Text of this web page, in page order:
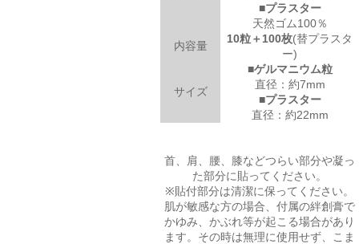
■プラスター
天然ゴム100％
内容量
10粒＋100枚(替プラスタ
ー)
サイズ
■ゲルマニウム粒
直径：約7mm
■プラスター
直径：約22mm
首、肩、腰、膝などつらい部分や凝っ
た部分に貼ってください。
※貼付部分は清潔に保ってください。
肌が敏感な方の場合、付属の絆創膏で
かゆみ、かぶれ等が起こる場合があり
ます。その時は無理に使用せず、こま